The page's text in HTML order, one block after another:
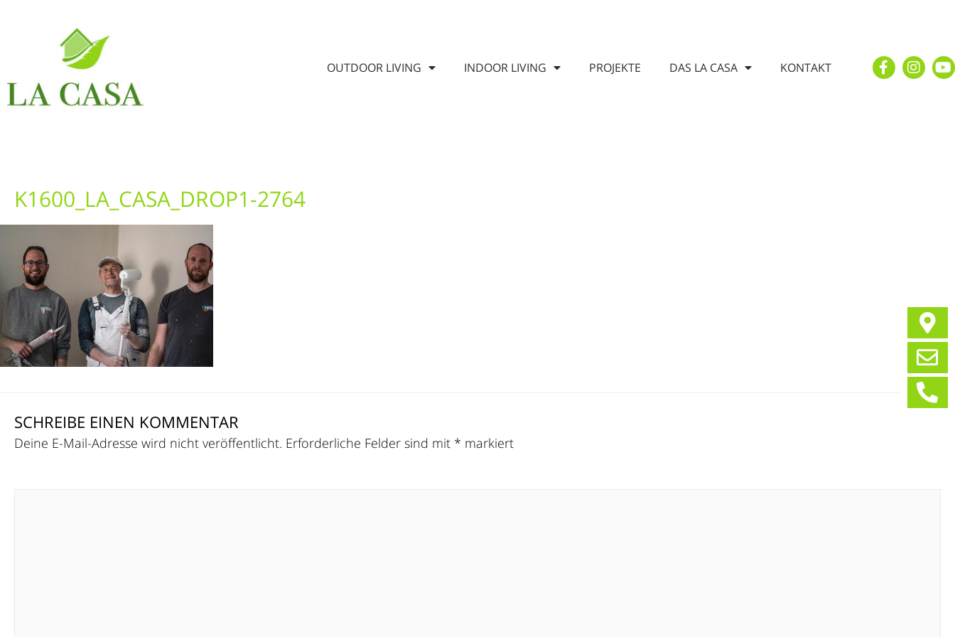
OUTDOOR LIVING INDOOR LIVING PROJEKTE DAS LA CASA KONTAKT
K1600_LA_CASA_DROP1-2764
SCHREIBE EINEN KOMMENTAR
Deine E-Mail-Adresse wird nicht veröffentlicht. Erforderliche Felder sind mit * markiert